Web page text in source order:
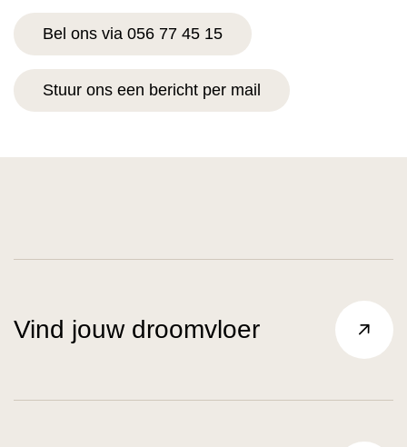
Bel ons via 056 77 45 15
Stuur ons een bericht per mail
Vind jouw droomvloer